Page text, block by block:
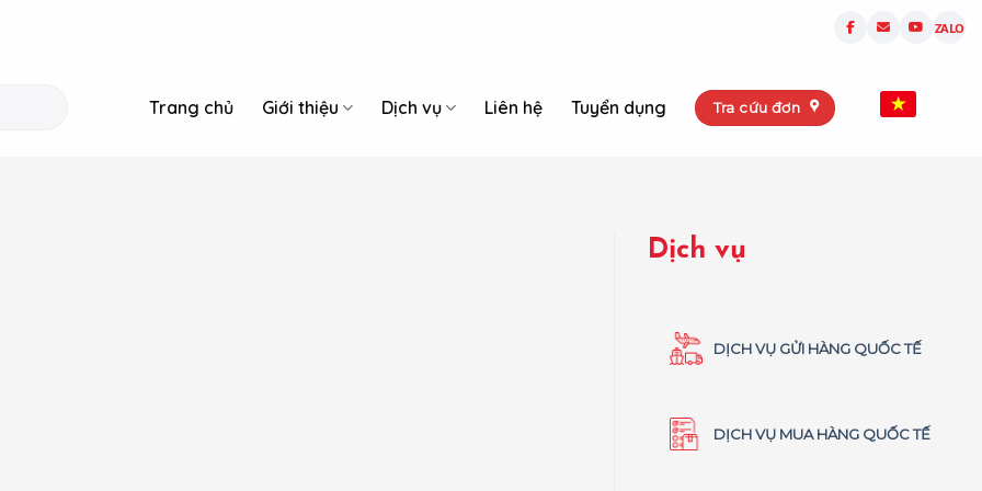
ZALO
Trang chủ Giới thiệu Dịch vụ Liên hệ Tuyển dụng Tra cứu đơn
Dịch vụ
DỊCH VỤ GỬI HÀNG QUỐC TẾ
DỊCH VỤ MUA HÀNG QUỐC TẾ